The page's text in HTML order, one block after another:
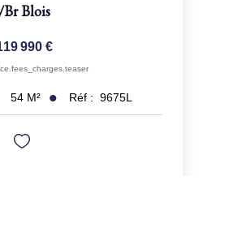
brBlois
990 €
54 M² Réf : 9675L